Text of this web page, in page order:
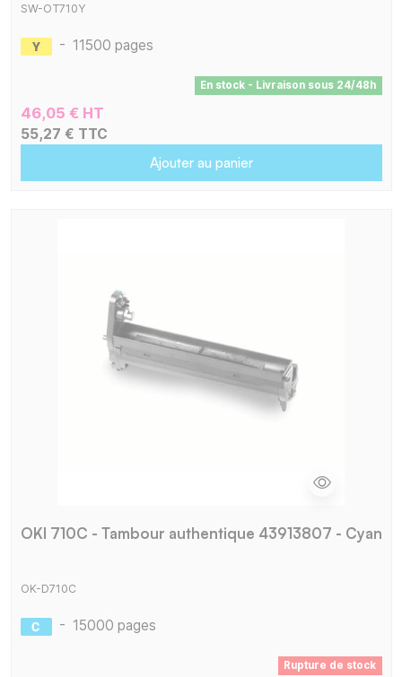
SW-OT710Y
- 11500 pages
En stock - Livraison sous 24/48h
46,05 € HT
55,27 € TTC
Ajouter au panier
OKI 710C - Tambour authentique 43913807 - Cyan
OK-D710C
- 15000 pages
Rupture de stock